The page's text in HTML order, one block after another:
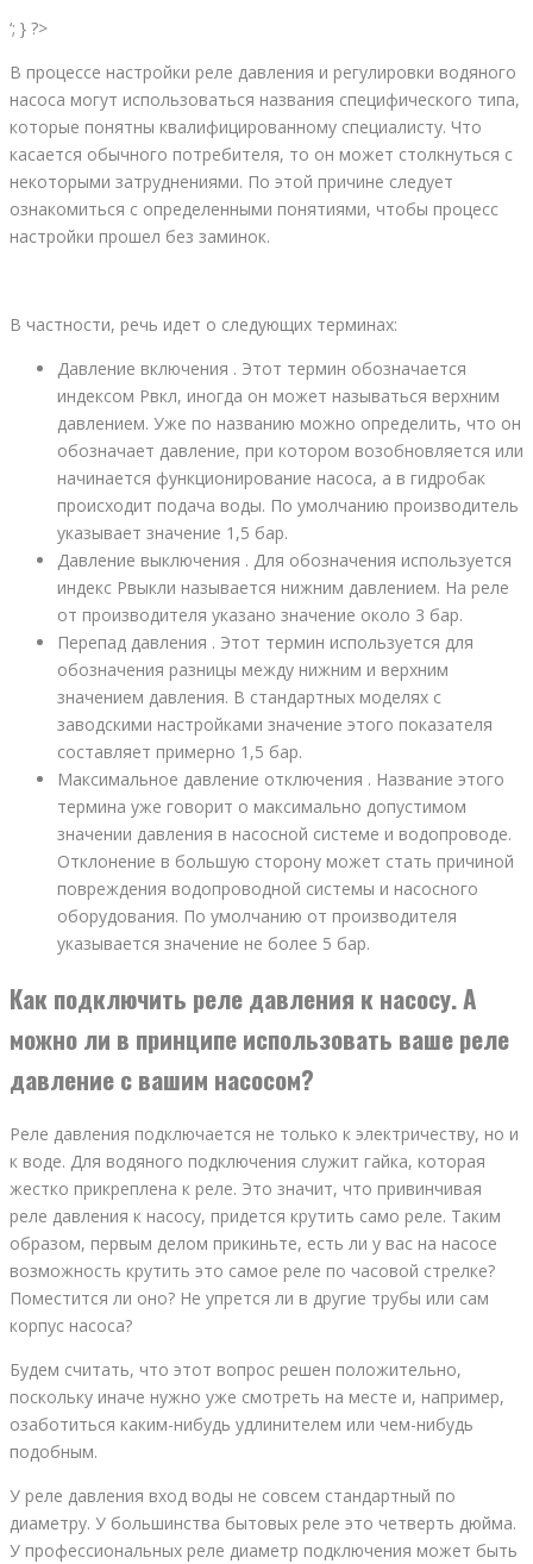
‘; } ?>
В процессе настройки реле давления и регулировки водяного
насоса могут использоваться названия специфического типа,
которые понятны квалифицированному специалисту. Что
касается обычного потребителя, то он может столкнуться с
некоторыми затруднениями. По этой причине следует
ознакомиться с определенными понятиями, чтобы процесс
настройки прошел без заминок.
В частности, речь идет о следующих терминах:
Давление включения . Этот термин обозначается
индексом Рвкл, иногда он может называться верхним
давлением. Уже по названию можно определить, что он
обозначает давление, при котором возобновляется или
начинается функционирование насоса, а в гидробак
происходит подача воды. По умолчанию производитель
указывает значение 1,5 бар.
Давление выключения . Для обозначения используется
индекс Рвыкли называется нижним давлением. На реле
от производителя указано значение около 3 бар.
Перепад давления . Этот термин используется для
обозначения разницы между нижним и верхним
значением давления. В стандартных моделях с
заводскими настройками значение этого показателя
составляет примерно 1,5 бар.
Максимальное давление отключения . Название этого
термина уже говорит о максимально допустимом
значении давления в насосной системе и водопроводе.
Отклонение в большую сторону может стать причиной
повреждения водопроводной системы и насосного
оборудования. По умолчанию от производителя
указывается значение не более 5 бар.
Как подключить реле давления к насосу. А
можно ли в принципе использовать ваше реле
давление с вашим насосом?
Реле давления подключается не только к электричеству, но и
к воде. Для водяного подключения служит гайка, которая
жестко прикреплена к реле. Это значит, что привинчивая
реле давления к насосу, придется крутить само реле. Таким
образом, первым делом прикиньте, есть ли у вас на насосе
возможность крутить это самое реле по часовой стрелке?
Поместится ли оно? Не упрется ли в другие трубы или сам
корпус насоса?
Будем считать, что этот вопрос решен положительно,
поскольку иначе нужно уже смотреть на месте и, например,
озаботиться каким-нибудь удлинителем или чем-нибудь
подобным.
У реле давления вход воды не совсем стандартный по
диаметру. У большинства бытовых реле это четверть дюйма.
У профессиональных реле диаметр подключения может быть